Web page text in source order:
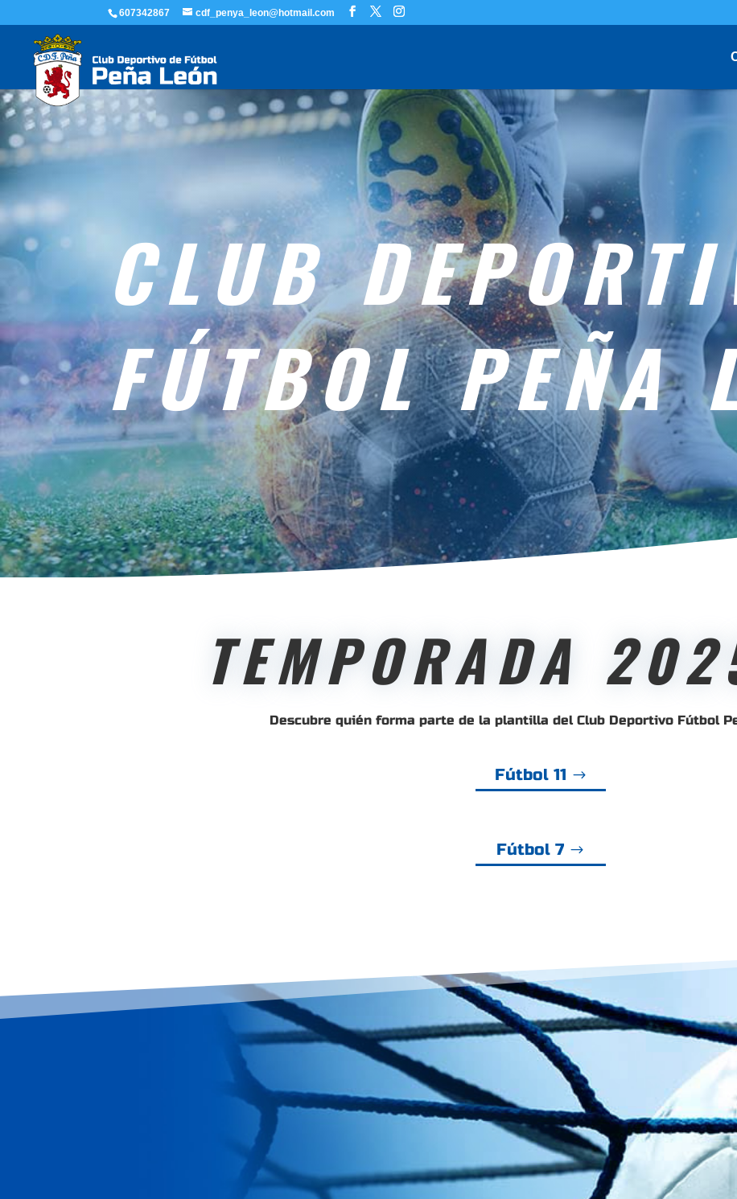
607342867 cdf_penya_leon@hotmail.com
CLUB
FÚTBOL PEÑA
TEMPORADA
Descubre quién forma parte de la plantilla del Club Deportivo Fútbol
Fútbol 11
Fútbol 7